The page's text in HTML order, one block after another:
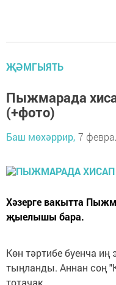
ҖӘМГЫЯТЬ
Пыжмарада
(+фото)
Баш мөхәррир, 7
Хәзерге вакытта
җыелышы бара.
Көн тәртибе буенча
тыңланды. Аннан соң